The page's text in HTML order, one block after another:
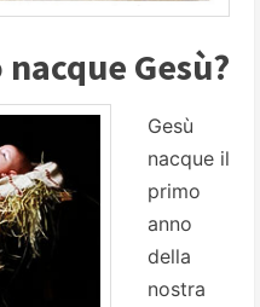
Gesù?
Gesù
nacque il
primo
anno
della
nostra